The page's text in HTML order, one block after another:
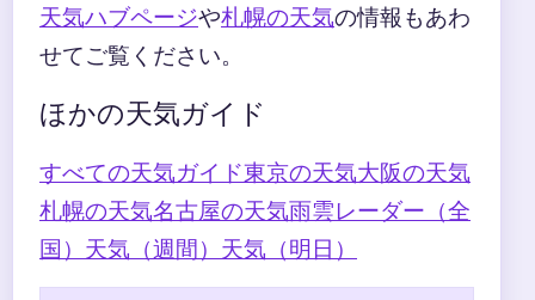
天気ハブページや札幌の天気の情報もあわ
せてご覧ください。
ほかの天気ガイド
すべての天気ガイド東京の天気大阪の天気
札幌の天気名古屋の天気雨雲レーダー（全
国） 天気（週間） 天気（明日）